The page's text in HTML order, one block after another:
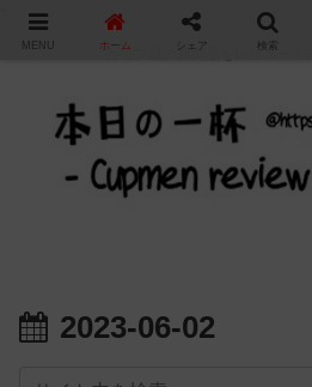
カップ麺の新商品をレビュー /
2023-06-02
MENU ホーム シェア 検索